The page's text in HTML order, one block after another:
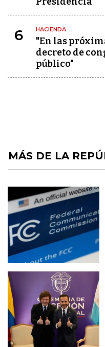
6 HACIENDA
"En las
decreto de
público"
MÁS DE LA